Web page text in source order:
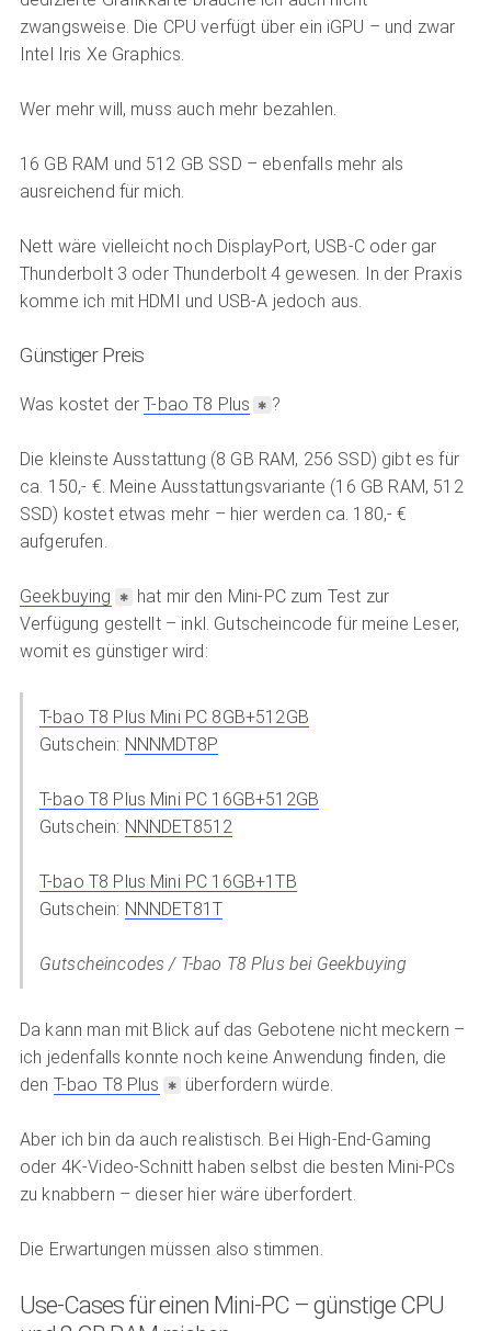
zwangsweise. Die CPU verfügt über ein iGPU – und zwar
Intel Iris Xe Graphics.
Wer mehr will, muss auch mehr bezahlen.
16 GB RAM und 512 GB SSD – ebenfalls mehr als
ausreichend für mich.
Nett wäre vielleicht noch DisplayPort, USB-C oder gar
Thunderbolt 3 oder Thunderbolt 4 gewesen. In der Praxis
komme ich mit HDMI und USB-A jedoch aus.
Günstiger Preis
Was kostet derT-bao T8 Plus ?
Die kleinste Ausstattung (8 GB RAM, 256 SSD) gibt es für
ca. 150,- €. Meine Ausstattungsvariante (16 GB RAM, 512
SSD) kostet etwas mehr – hier werden ca. 180,- €
aufgerufen.
Geekbuying
hat mir den Mini-PC zum Test zur
Verfügung gestellt – inkl. Gutscheincode für meine Leser,
womit es günstiger wird:
T-bao T8 Plus Mini PC 8GB+512GB
Gutschein: NNNMDT8P
T-bao T8 Plus Mini PC 16GB+512GB
Gutschein: NNNDET8512
T-bao T8 Plus Mini PC 16GB+1TB
Gutschein: NNNDET81T
Gutscheincodes / T-bao T8 Plus bei Geekbuying
Da kann man mit Blick auf das Gebotene nicht meckern –
ich jedenfalls konnte noch keine Anwendung finden, die
den T-bao T8 Plus überfordern würde.
Aber ich bin da auch realistisch. Bei High-End-Gaming
oder 4K-Video-Schnitt haben selbst die besten Mini-PCs
zu knabbern – dieser hier wäre überfordert.
Die Erwartungen müssen also stimmen.
Use-Cases für einen Mini-PC – günstige CPU